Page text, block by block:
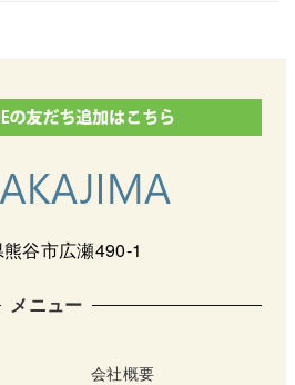
谷市広瀬490-1
メニュー
会社概要